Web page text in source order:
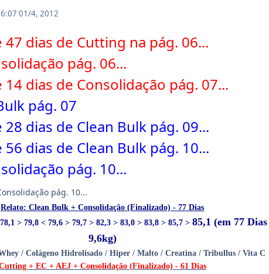
01/4, 2012
47 dias de Cutting na pág. 06...
pág. 06...
dias de Consolidação pág. 07...
pág. 07
dias de Clean Bulk pág. 09...
dias de Clean Bulk pág. 10...
pág. 10...
pág. 10...
Relato: Clean Bulk + Consolidação (Finalizado) - 77 Dias
> 79,8 < 79,6 > 79,7 > 82,3 > 83,0 > 83,8 > 85,7 >85,1 (em 77
9,6kg)
/ Colágeno Hidrolisado / Hiper / Malto / Creatina / Tribullus / Vita C
+ EC + AEJ + Consolidação (Finalizado) - 61 Dias